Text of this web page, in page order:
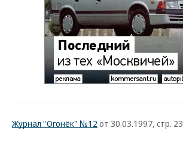
Журнал "Огонёк" №12 от 30.03.1997, стр. 23